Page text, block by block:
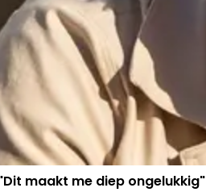
maakt me diep ongelukkig"